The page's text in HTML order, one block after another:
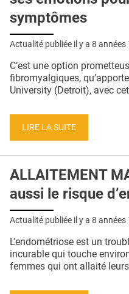
L'APP
PUBLICITÉ
CONTACT
symptômes
Actualité publiée il y a 8 années
C’est une option
fibromyalgiques,
University (Detroit), avec
LIRE LA SUITE
ALLAITEMENT
aussi le risque
Actualité publiée il y a 8 années
L'endométriose est un
incurable qui touche
femmes qui ont allaité